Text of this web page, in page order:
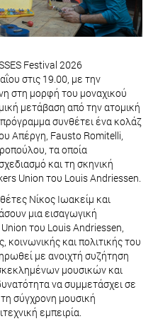
Festival 2026
στις 19.00, με την
στη μορφή του μοναχικού
μετάβαση από την ατομική
συνθέτει ένα κολάζ
Απέργη, Fausto Romitelli,
τα οποία
και τη σκηνική
Union του Louis Andriessen.
Νίκος Ιωακείμ και
μια εισαγωγική
του Louis Andriessen,
κοινωνικής και πολιτικής του
με ανοιχτή συζήτηση
μουσικών και
να συμμετάσχει σε
σύγχρονη μουσική
εμπειρία.